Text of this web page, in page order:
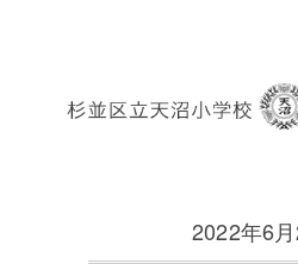
2022年6